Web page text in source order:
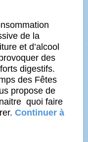
de la
et d’alcool
des
digestifs.
des Fêtes
propose de
quoi faire
Continuer à